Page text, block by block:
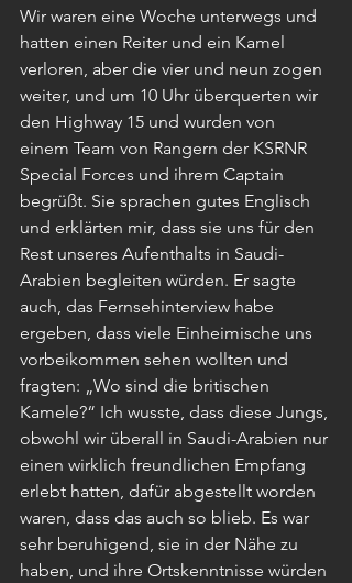
Wir waren eine Woche unterwegs und
hatten einen Reiter und ein Kamel
verloren, aber die vier und neun zogen
weiter, und um 10 Uhr überquerten wir
den Highway 15 und wurden von
einem Team von Rangern der KSRNR
Special Forces und ihrem Captain
begrüßt. Sie sprachen gutes Englisch
und erklärten mir, dass sie uns für den
Rest unseres Aufenthalts in Saudi-
Arabien begleiten würden. Er sagte
auch, das Fernsehinterview habe
ergeben, dass viele Einheimische uns
vorbeikommen sehen wollten und
fragten: „Wo sind die britischen
Kamele?“ Ich wusste, dass diese Jungs,
obwohl wir überall in Saudi-Arabien nur
einen wirklich freundlichen Empfang
erlebt hatten, dafür abgestellt worden
waren, dass das auch so blieb. Es war
sehr beruhigend, sie in der Nähe zu
haben, und ihre Ortskenntnisse würden